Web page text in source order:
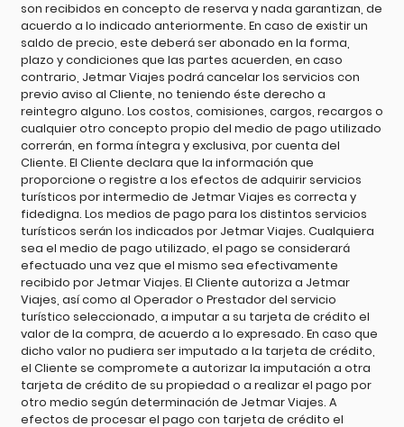
son recibidos en concepto de reserva y nada garantizan, de
acuerdo a lo indicado anteriormente. En caso de existir un
saldo de precio, este deberá ser abonado en la forma,
plazo y condiciones que las partes acuerden, en caso
contrario, Jetmar Viajes podrá cancelar los servicios con
previo aviso al Cliente, no teniendo éste derecho a
reintegro alguno. Los costos, comisiones, cargos, recargos o
cualquier otro concepto propio del medio de pago utilizado
correrán, en forma íntegra y exclusiva, por cuenta del
Cliente. El Cliente declara que la información que
proporcione o registre a los efectos de adquirir servicios
turísticos por intermedio de Jetmar Viajes es correcta y
fidedigna. Los medios de pago para los distintos servicios
turísticos serán los indicados por Jetmar Viajes. Cualquiera
sea el medio de pago utilizado, el pago se considerará
efectuado una vez que el mismo sea efectivamente
recibido por Jetmar Viajes. El Cliente autoriza a Jetmar
Viajes, así como al Operador o Prestador del servicio
turístico seleccionado, a imputar a su tarjeta de crédito el
valor de la compra, de acuerdo a lo expresado. En caso que
dicho valor no pudiera ser imputado a la tarjeta de crédito,
el Cliente se compromete a autorizar la imputación a otra
tarjeta de crédito de su propiedad o a realizar el pago por
otro medio según determinación de Jetmar Viajes. A
efectos de procesar el pago con tarjeta de crédito el